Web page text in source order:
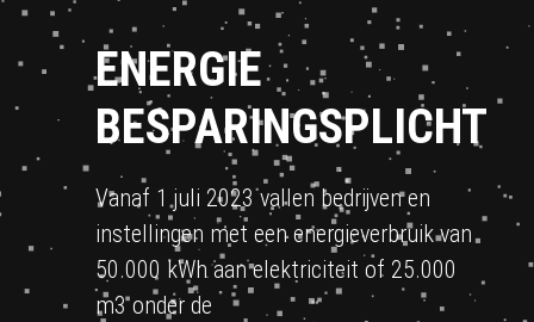
ENERGIE
BESPARINGSPLICHT
Vanaf 1 juli 2023 vallen bedrijven en
instellingen met een energieverbruik van
50.000 kWh aan elektriciteit of 25.000
m3 onder de